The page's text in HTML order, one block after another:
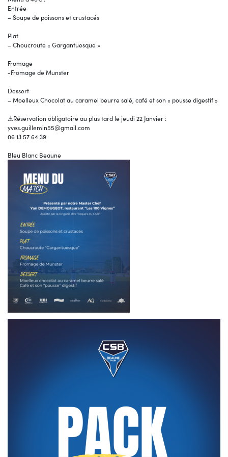
Entrée
– Soupe de poissons et crustacés
Plat
– Choucroute « Gargantuesque »
Fromage
-Fromage de Munster
Dessert
– Moelleux Chocolat au caramel beurre salé, café et son « pousse digestif »
⚠Réservation obligatoire au plus tard le jeudi 22 Janvier :
yves.guillemin55@gmail.com
06 13 57 64 39
Bleu Blanc Beaune